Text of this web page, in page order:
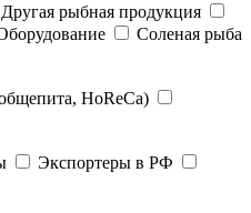
Другая рыбная продукция
Соленая рыба
HoReCa)
Экспортеры в РФ